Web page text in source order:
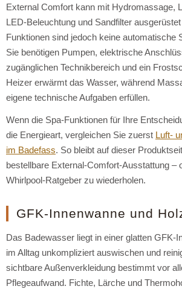
External Comfort kann mit Hydromassage,
LED-Beleuchtung und Sandfilter
Funktionen sind jedoch keine automatische
Sie benötigen Pumpen, elektrische
zugänglichen Technikbereich und ein
Heizer erwärmt das Wasser, während
eigene technische Aufgaben erfüllen.
Wenn die Spa-Funktionen für Ihre
die Energieart, vergleichen Sie zuerst Luft-
im Badefass. So bleibt auf dieser
bestellbare External-Comfort-Ausstattung –
Whirlpool-Ratgeber zu wiederholen.
GFK-Innenwanne und
Das Badewasser liegt in einer glatten GFK-
im Alltag unkompliziert auswischen und
sichtbare Außenverkleidung bestimmt vor
Pflegeaufwand. Fichte, Lärche und